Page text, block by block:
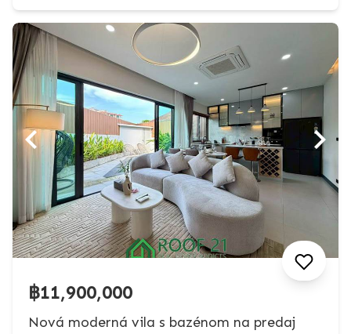
฿11,900,000
Nová moderná vila s bazénom na predaj